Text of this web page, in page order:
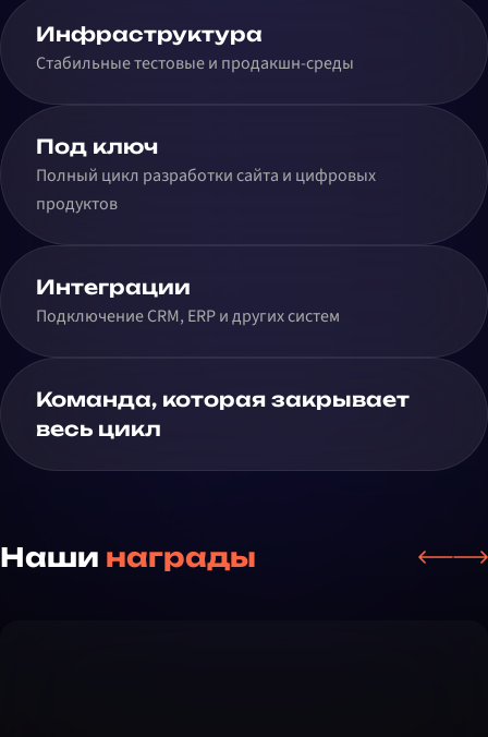
Инфраструктура
Стабильные тестовые и продакшн-среды
Под ключ
Полный цикл разработки сайта и цифровых
продуктов
Интеграции
Подключение CRM, ERP и других систем
Команда, которая закрывает
весь цикл
Наши награды